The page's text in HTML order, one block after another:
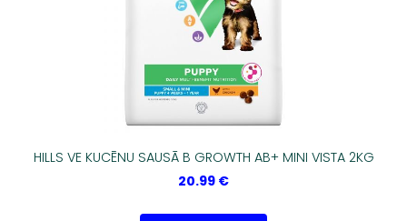
HILLS VE KUCĒNU SAUSĀ B GROWTH AB+ MINI VISTA 2KG
20.99 €